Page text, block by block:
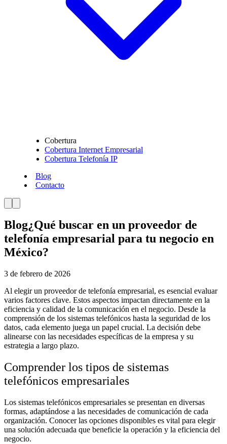
Cobertura
Cobertura Internet Empresarial
Cobertura Telefonía IP
Blog
Contacto
Blog¿Qué buscar en un proveedor de
telefonía empresarial para tu negocio en
México?
3 de febrero de 2026
Al elegir un proveedor de telefonía empresarial, es esencial evaluar
varios factores clave. Estos aspectos impactan directamente en la
eficiencia y calidad de la comunicación en el negocio. Desde la
comprensión de los sistemas telefónicos hasta la seguridad de los
datos, cada elemento juega un papel crucial. La decisión debe
alinearse con las necesidades específicas de la empresa y su
estrategia a largo plazo.
Comprender los tipos de sistemas
telefónicos empresariales
Los sistemas telefónicos empresariales se presentan en diversas
formas, adaptándose a las necesidades de comunicación de cada
organización. Conocer las opciones disponibles es vital para elegir
una solución adecuada que beneficie la operación y la eficiencia del
negocio.